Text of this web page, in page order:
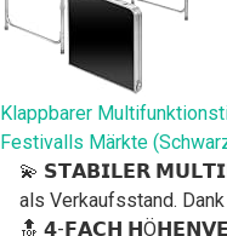
Klappbarer
Festivalls Märkte
💫 𝗦𝗧𝗔𝗕𝗜𝗟𝗘𝗥
als Verkaufsstand.
🔝 𝟰-𝗙𝗔𝗖𝗛